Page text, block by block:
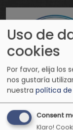
Conexión
Uso de
cookies
Por favor, elija los
nos gustaría
nuestra política
Consent
Klaro!